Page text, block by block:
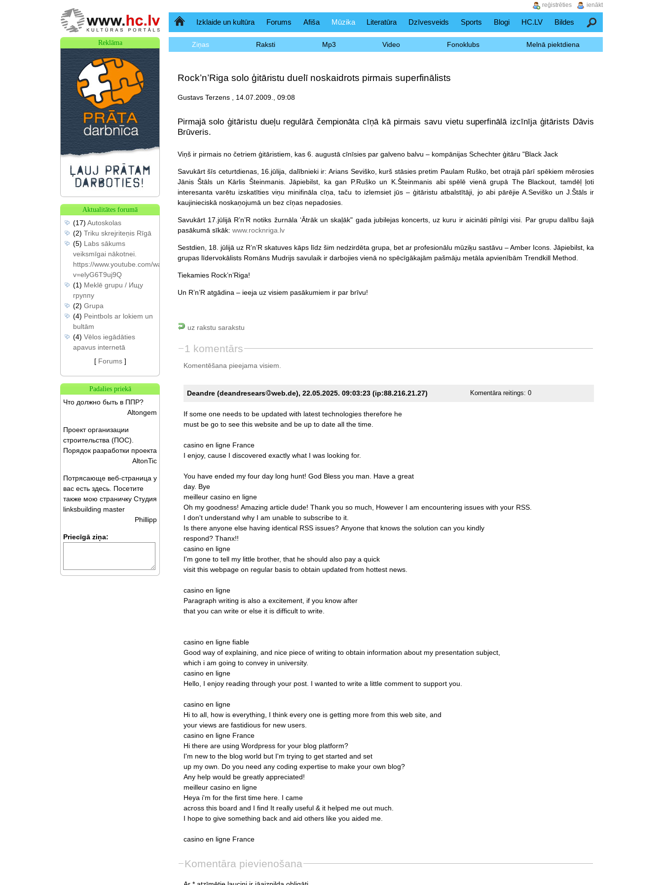
SākumlapaIzklaide un kultūra Forums Afiša Mūzika Literatūra Dzīvesveids Sports Blogi HC.LV Bildes Meklēšana
Ziņas Raksti Mp3 Video Fonoklubs Melnā piektdiena
Rock’n’Riga solo ģitāristu duelī noskaidrots pirmais superfinālists
Gustavs Terzens , 14.07.2009., 09:08
Pirmajā solo ģitāristu dueļu regulārā čempionāta cīņā kā pirmais savu vietu superfinālā izcīnīja ģitārists Dāvis
Brūveris.
Viņš ir pirmais no četriem ģitāristiem, kas 6. augustā cīnīsies par galveno balvu – kompānijas Schechter ģitāru "Black Jack
Savukārt šīs ceturtdienas, 16.jūlija, dalībnieki ir: Arians Seviško, kurš stāsies pretim Paulam Ruško, bet otrajā pārī spēkiem mērosies
Jānis Štāls un Kārlis Šteinmanis. Jāpiebilst, ka gan P.Ruško un K.Šteinmanis abi spēlē vienā grupā The Blackout, tamdēļ ļoti
interesanta varētu izskatīties viņu minifināla cīņa, taču to izlemsiet jūs – ģitāristu atbalstītāji, jo abi pārējie A.Seviško un J.Štāls ir
kaujinieciskā noskaņojumā un bez cīņas nepadosies.
Savukārt 17.jūlijā R’n’R notiks žurnāla ‘Ātrāk un skaļāk" gada jubilejas koncerts, uz kuru ir aicināti pilnīgi visi. Par grupu dalību šajā
pasākumā sīkāk: www.rocknriga.lv
Sestdien, 18. jūlijā uz R’n’R skatuves kāps līdz šim nedzirdēta grupa, bet ar profesionālu mūziķu sastāvu – Amber Icons. Jāpiebilst, ka
grupas līdervokālists Romāns Mudrijs savulaik ir darbojies vienā no spēcīgākajām pašmāju metāla apvienībām Trendkill Method.
Tiekamies Rock’n’Riga!
Un R’n’R atgādina – ieeja uz visiem pasākumiem ir par brīvu!
uz rakstu sarakstu
1 komentārs
Komentēšana pieejama visiem.
Deandre (deandresears web.de), 22.05.2025. 09:03:23 (ip:88.216.21.27) Komentāra reitings:0
If some one needs to be updated with latest technologies therefore he
must be go to see this website and be up to date all the time.
casino en ligne France
I enjoy, cause I discovered exactly what I was looking for.
You have ended my four day long hunt! God Bless you man. Have a great
day. Bye
meilleur casino en ligne
Oh my goodness! Amazing article dude! Thank you so much, However I am encountering issues with your RSS.
I don't understand why I am unable to subscribe to it.
Is there anyone else having identical RSS issues? Anyone that knows the solution can you kindly
respond? Thanx!!
casino en ligne
I'm gone to tell my little brother, that he should also pay a quick
visit this webpage on regular basis to obtain updated from hottest news.
casino en ligne
Paragraph writing is also a excitement, if you know after
that you can write or else it is difficult to write.
casino en ligne fiable
Good way of explaining, and nice piece of writing to obtain information about my presentation subject,
which i am going to convey in university.
casino en ligne
Hello, I enjoy reading through your post. I wanted to write a little comment to support you.
casino en ligne
Hi to all, how is everything, I think every one is getting more from this web site, and
your views are fastidious for new users.
casino en ligne France
Hi there are using Wordpress for your blog platform?
I'm new to the blog world but I'm trying to get started and set
up my own. Do you need any coding expertise to make your own blog?
Any help would be greatly appreciated!
meilleur casino en ligne
Heya i'm for the first time here. I came
across this board and I find It really useful & it helped me out much.
I hope to give something back and aid others like you aided me.
casino en ligne France
Komentāra pievienošana
Reklāma
Aktualitātes forumā
(17) Autoskolas
(2) Triku skrejriteņis Rīgā
(5) Labs sākums
veiksmīgai nākotnei.
https://www.youtube.com/watch?
v=elyG6T9uj9Q
(1) Meklē grupu / Ищу
группу
(2) Grupa
(4) Peintbols ar lokiem un
bultām
(4) Vēlos iegādāties
apavus internetā
[ Forums]
Padalies priekā
Что должно быть в ППР?
Altongem
Проект организации
строительства (ПОС).
Порядок разработки проекта
AltonTic
Потрясающе веб-страница у
вас есть здесь. Посетите
также мою страничку Студия
linksbuilding master
Phillipp
Priecīgā ziņa:
ienākt
reģistrēties